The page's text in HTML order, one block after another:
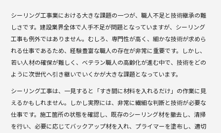
k
シーリング工事業における大きな課題の一つが、職人不足と技術継承の難
しさです。建設業界全体で人手不足が問題となっていますが、シーリング
工事も例外ではありません。むしろ、専門性が高く、細かな技術が求めら
れる仕事であるため、経験豊富な職人の存在が非常に重要です。しかし、
若い人材の確保が難しく、ベテラン職人の高齢化が進む中で、技術をどの
ように次世代へ引き継いでいくかが大きな課題となっています。
シーリング工事は、一見すると「すき間に材料を入れるだけ」の作業に見
えるかもしれません。しかし実際には、非常に繊細な判断と技術が必要な
仕事です。施工箇所の状態を確認し、既存のシーリング材を撤去し、清掃
を行い、必要に応じてバックアップ材を入れ、プライマーを塗布し、適切